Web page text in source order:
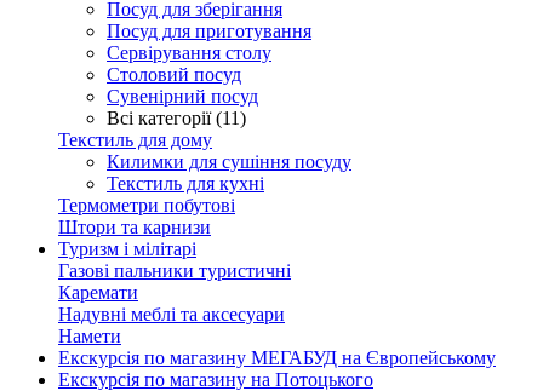
Посуд для зберігання
Посуд для приготування
Сервірування столу
Столовий посуд
Сувенірний посуд
Всі категорії (11)
Текстиль для дому
Килимки для сушіння посуду
Текстиль для кухні
Термометри побутові
Штори та карнизи
Туризм і мілітарі
Газові пальники туристичні
Каремати
Надувні меблі та аксесуари
Намети
Екскурсія по магазину МЕГАБУД на Європейському
Екскурсія по магазину на Потоцького